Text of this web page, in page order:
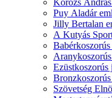
Korózs
Puy Aladár
Jilly Bertalan
A Kutyás
Ezüstkoszorús
Szövetség